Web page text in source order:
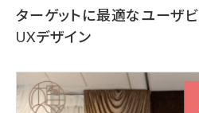
ターゲットに最適なユーザ
UXデザイン